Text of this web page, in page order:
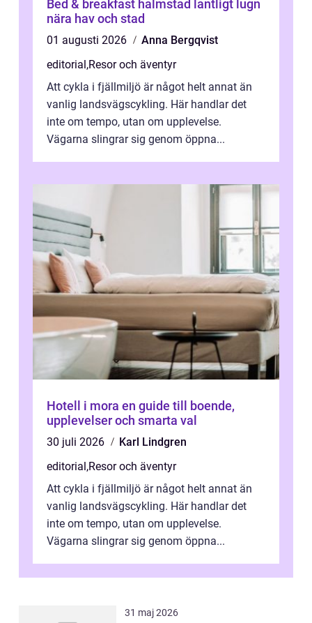
Bed & breakfast halmstad lantligt lugn
nära hav och stad
01 augusti 2026
Anna Bergqvist
editorial,Resor och äventyr
Att cykla i fjällmiljö är något helt annat än
vanlig landsvägscykling. Här handlar det
inte om tempo, utan om upplevelse.
Vägarna slingrar sig genom öppna...
Hotell i mora en guide till boende,
upplevelser och smarta val
30 juli 2026
Karl Lindgren
editorial,Resor och äventyr
Att cykla i fjällmiljö är något helt annat än
vanlig landsvägscykling. Här handlar det
inte om tempo, utan om upplevelse.
Vägarna slingrar sig genom öppna...
31 maj 2026